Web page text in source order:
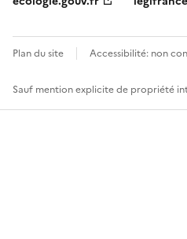
Plan du site Accessibilité: non
Sauf mention explicite de propriété